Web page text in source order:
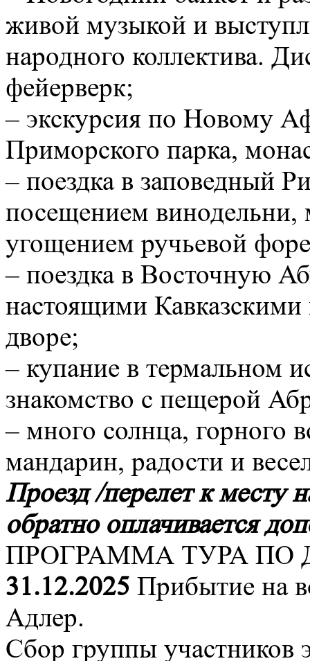
живой музыкой и
народного коллектива.
фейерверк;
– экскурсия по Новому
Приморского парка,
– поездка в заповедный
посещением винодельни,
угощением ручьевой
– поездка в Восточную
настоящими
дворе;
– купание в термальном
знакомство с пещерой
– много солнца, горного
мандарин, радости и
Проезд /перелет к месту
обратно оплачивается
ПРОГРАММА ТУРА ПО
31.12.2025 Прибытие на
Адлер.
Сбор группы участников